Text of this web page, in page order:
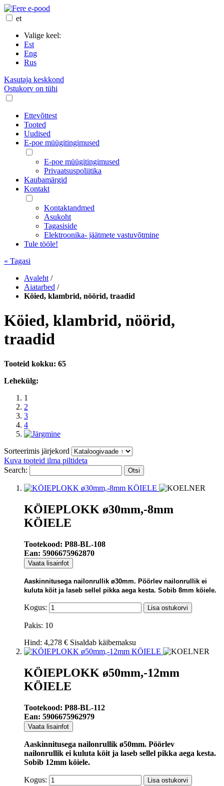
et
Valige keel:
Est
Eng
Rus
Kasutaja keskkond
Ostukorv on tühi
Ettevõttest
Tooted
Uudised
E-poe müügitingimused
E-poe müügitingimused
Privaatsuspoliitika
Kaubamärgid
Kontakt
Kontaktandmed
Asukoht
Tagasiside
Elektroonika- jäätmete vastuvõtmine
Tule tööle!
« Tagasi
Avaleht /
Aiatarbed /
Köied, klambrid, nöörid, traadid
Köied, klambrid, nöörid,
traadid
Tooteid kokku: 65
Lehekülg:
1
2
3
4
Sorteerimis järjekord
Kuva tooteid ilma piltideta
Search:
Otsi
KÖIEPLOKK ø30mm,-8mm
KÖIELE
Tootekood: P88-BL-108
Ean: 5906675962870
Vaata lisainfot
Aaskinnitusega nailonrullik ø30mm. Pöörlev nailonrullik ei
kuluta köit ja laseb sellel pikka aega kesta. Sobib 8mm köiele.
Kogus: Lisa ostukorvi
Pakis: 10
Hind: 4,278 € Sisaldab käibemaksu
KÖIEPLOKK ø50mm,-12mm
KÖIELE
Tootekood: P88-BL-112
Ean: 5906675962979
Vaata lisainfot
Aaskinnitusega nailonrullik ø50mm. Pöörlev
nailonrullik ei kuluta köit ja laseb sellel pikka aega kesta.
Sobib 12mm köiele.
Kogus: Lisa ostukorvi